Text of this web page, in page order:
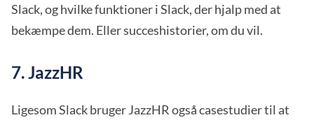
Slack, og hvilke funktioner i Slack, der hjalp med at
bekæmpe dem. Eller succeshistorier, om du vil.
7. JazzHR
Ligesom Slack bruger JazzHR også casestudier til at